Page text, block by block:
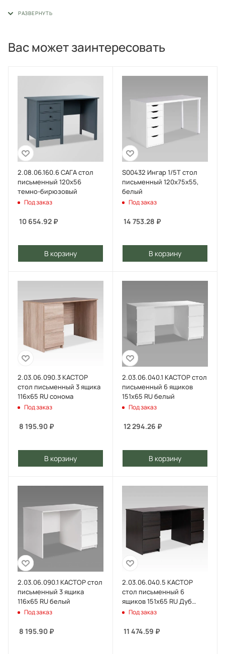
Вас может заинтересовать
2.08.06.160.6 САГА стол
письменный 120х56
темно-бирюзовый
Под заказ
10 654.92 ₽
В корзину
S00432 Ингар 1/5Т стол
письменный 120x75x55,
белый
Под заказ
14 753.28 ₽
В корзину
2.03.06.090.3 КАСТОР
стол письменный 3 ящика
116х65 RU сонома
Под заказ
8 195.90 ₽
В корзину
2.03.06.040.1 КАСТОР стол
письменный 6 ящиков
151х65 RU белый
Под заказ
12 294.26 ₽
В корзину
2.03.06.090.1 КАСТОР стол
письменный 3 ящика
116х65 RU белый
Под заказ
8 195.90 ₽
2.03.06.040.5 КАСТОР
стол письменный 6
ящиков 151х65 RU Дуб
Венге
Под заказ
11 474.59 ₽